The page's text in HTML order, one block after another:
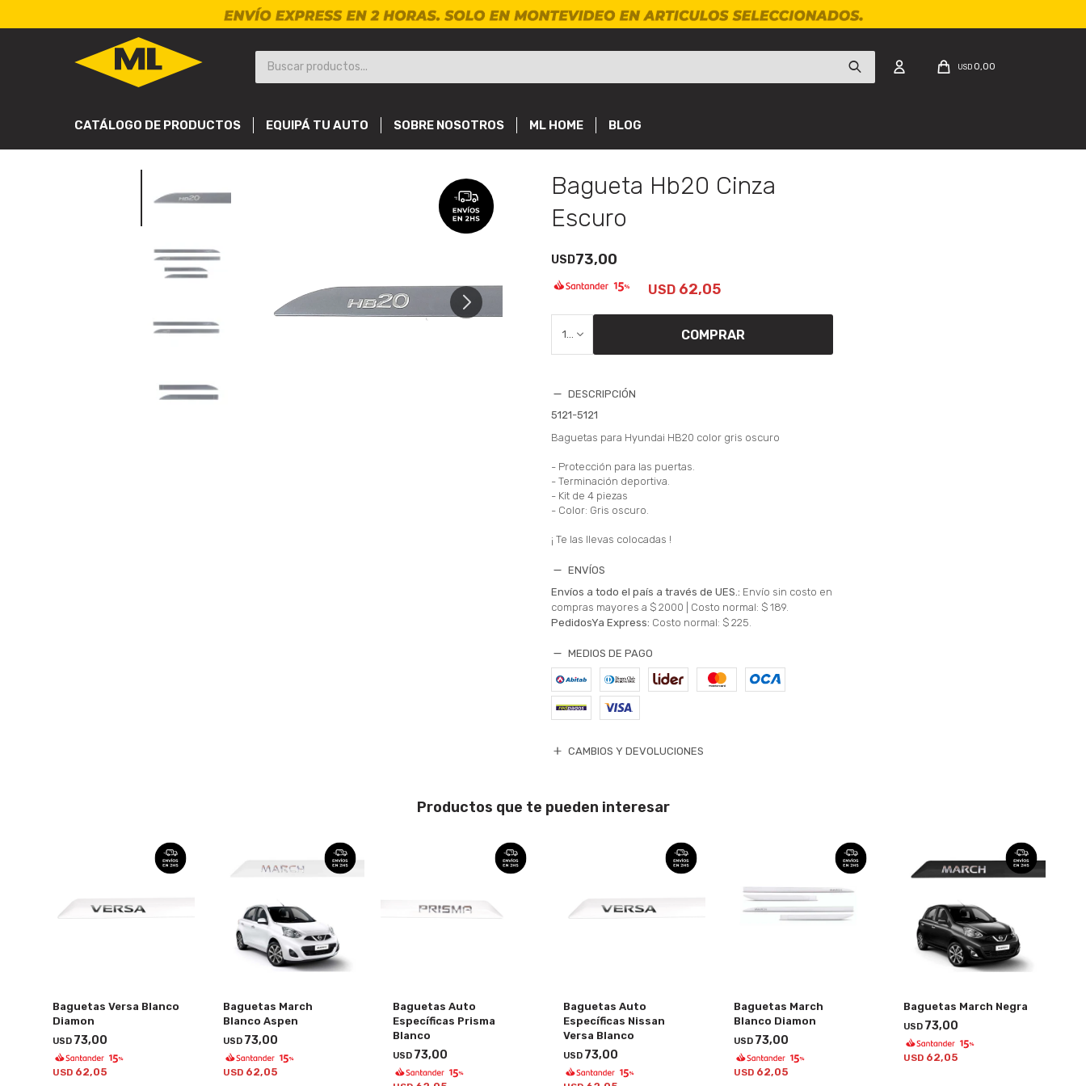
CATÁLOGO DE PRODUCTOS EQUIPÁ TU AUTO SOBRE NOSOTROS ML HOME BLOG
USD 0,00
Bagueta Hb20 Cinza
Escuro
USD73,00
USD 62,05
COMPRAR
DESCRIPCIÓN
5121-5121
Baguetas para Hyundai HB20 color gris oscuro
- Protección para las puertas.
- Terminación deportiva.
- Kit de 4 piezas
- Color: Gris oscuro.
¡ Te las llevas colocadas !
ENVÍOS
Envíos a todo el país a través de UES.: Envío sin costo en
compras mayores a $ 2000 | Costo normal: $ 189.
PedidosYa Express: Costo normal: $ 225.
MEDIOS DE PAGO
CAMBIOS Y DEVOLUCIONES
Productos que te pueden interesar
Baguetas Versa Blanco
Diamon
USD 73,00
USD 62,05
Baguetas March
Blanco Aspen
USD 73,00
USD 62,05
Baguetas Auto
Específicas Prisma
Blanco
USD 73,00
Baguetas Auto
Específicas Nissan
Versa Blanco
USD 73,00
Baguetas March
Blanco Diamon
USD 73,00
USD 62,05
Baguetas March Negra
USD 73,00
USD 62,05